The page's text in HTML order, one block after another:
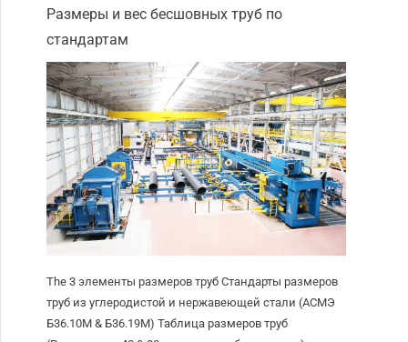
Размеры и вес бесшовных труб по
стандартам
The 3 элементы размеров труб Стандарты размеров
труб из углеродистой и нержавеющей стали (АСМЭ
Б36.10М & Б36.19М) Таблица размеров труб